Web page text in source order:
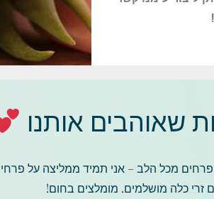
שאוהבים אותנו
מכל הלב – אני תמיד ממליצה על
זרי כלה מושלמים. מומלצים בחום!